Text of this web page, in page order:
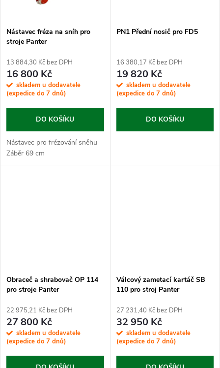
Nástavec fréza na sníh pro
stroje Panter
13 884,30 Kč bez DPH
16 800 Kč
skladem u dodavatele
(expedice do 7 dnů)
DO KOŠÍKU
Nástavec pro frézování sněhu
Záběr 69 cm
PN1 Přední nosič pro FD5
16 380,17 Kč bez DPH
19 820 Kč
skladem u dodavatele
(expedice do 7 dnů)
DO KOŠÍKU
Obraceč a shrabovač OP 114
pro stroje Panter
22 975,21 Kč bez DPH
27 800 Kč
skladem u dodavatele
(expedice do 7 dnů)
Válcový zametací kartáč SB
110 pro stroj Panter
27 231,40 Kč bez DPH
32 950 Kč
skladem u dodavatele
(expedice do 7 dnů)